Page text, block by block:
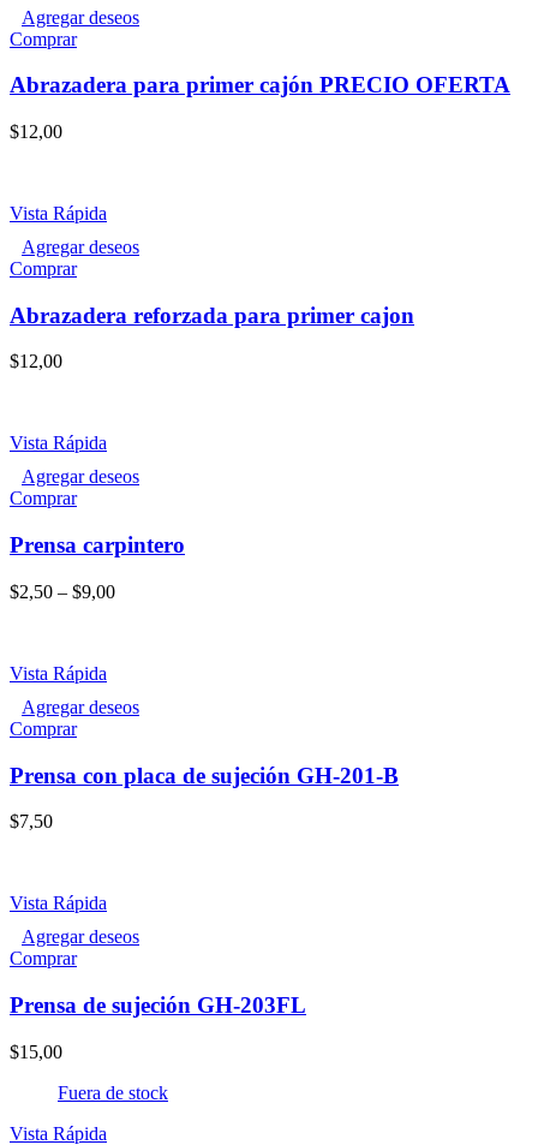
Agregar deseos
Comprar
Abrazadera para primer cajón PRECIO OFERTA
$12,00
Vista Rápida
Agregar deseos
Comprar
Abrazadera reforzada para primer cajon
$12,00
Vista Rápida
Agregar deseos
ComprarEste
tiene
múltiples
variantes.
Las
pueden
en
la
de
Prensa carpintero
$2,50 – $9,00
Vista Rápida
Agregar deseos
Comprar
Prensa con placa de sujeción GH-201-B
$7,50
Vista Rápida
Agregar deseos
Comprar
Prensa de sujeción GH-203FL
$15,00
Fuera de stock
Vista Rápida